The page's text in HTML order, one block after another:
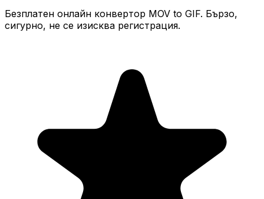
Безплатен онлайн конвертор MOV to GIF. Бързо,
сигурно, не се изисква регистрация.